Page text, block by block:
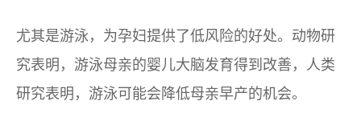
尤其是游泳，为孕妇提供了低风险的好处。动物研
究表明，游泳母亲的婴儿大脑发育得到改善，人类
研究表明，游泳可能会降低母亲早产的机会。